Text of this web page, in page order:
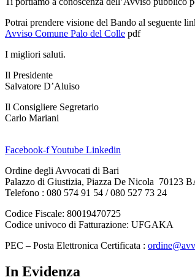
Potrai prendere visione del Bando al seguente
Avviso Comune Palo del Colle pdf
I migliori saluti.
Il Presidente
Salvatore D’Aluiso
Il Consigliere Segretario
Carlo Mariani
Facebook-fYoutube Linkedin
Ordine degli Avvocati di Bari
Palazzo di Giustizia, Piazza De Nicola 70123
Telefono : 080 574 91 54 / 080 527 73 24
Codice Fiscale: 80019470725
Codice univoco di Fatturazione: UFGAKA
PEC – Posta Elettronica Certificata :
In Evidenza